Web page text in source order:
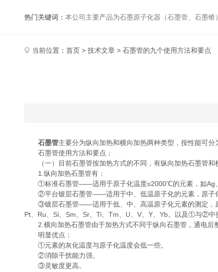
热门关键词： 本公司主要产品为石墨原子化器（石墨管、石墨锥）、元素空心阴极灯、氘灯、空心
当前位置： 首页 > 技术文章 > 石墨管的九个使用方法和要点
石墨管主要分为纵向加热和横向加热两种类型，按性能可
石墨管使用方法和要点：
（一）目前石墨管按加热方式的不同，有纵向加热石墨管和
1.纵向加热石墨管有：
①标准石墨管——适用于原子化温度≤2000℃的元素，如Ag、
②平台镀层石墨管——适用于中、低温原子化的元素，原子
③镀层石墨管——适用于低、中、高温原子化元素的测定，原
Pt、Ru、Si、Sm、Sr、Ti、Tm、U、V、Y、Yb。以及①与②中
2.横向加热石墨管由于加热方式不同于纵向石墨管，通电后
明显优点：
①元素的灰化温度与原子化温度会低一些。
②消除干扰能力强。
③灵敏度更高。